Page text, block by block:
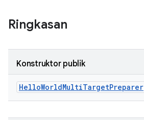
Ringkasan
Konstruktor publik
HelloWorldMultiTargetPreparer